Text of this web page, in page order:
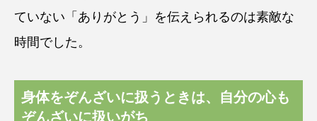
ていない「ありがとう」を伝えられるのは素敵な
時間でした。
身体をぞんざいに扱うときは、自分の心も
ぞんざいに扱いがち